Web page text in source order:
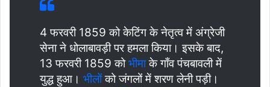
4 फरवरी 1859 को केटिंग के नेतृत्व में अंग्रेजी
सेना ने धोलाबावड़ी पर हमला किया। इसके बाद,
13 फरवरी 1859 कोभीमाके गाँव पंचबावली में
युद्ध हुआ। भीलोंको जंगलों में शरण लेनी पड़ी।